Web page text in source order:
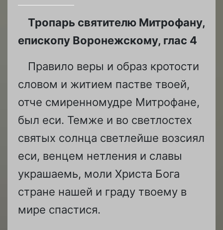
Тропарь святителю Митрофану,
епископу Воронежскому, глас 4
Правило веры и образ кротости
словом и житием пастве твоей,
отче смиренномудре Митрофане,
был еси. Темже и во светлостех
святых солнца светлейше возсиял
еси, венцем нетления и славы
украшаемь, моли Христа Бога
стране нашей и граду твоему в
мире спастися.